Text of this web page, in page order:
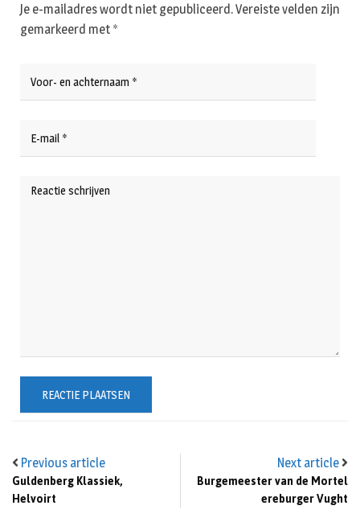
Previous article
Guldenberg Klassiek,
Helvoirt
Next article
Burgemeester van de Mortel
ereburger Vught
Je e-mailadres wordt niet gepubliceerd.Vereiste velden zijn
gemarkeerd met *